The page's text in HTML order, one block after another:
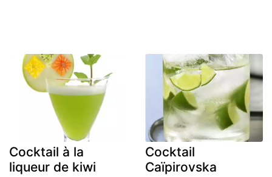
Cocktail à la
liqueur de kiwi
Cocktail
Caïpirovska